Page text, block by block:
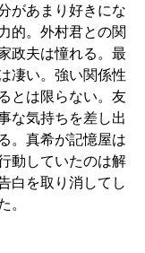
があまり好きにな
的。外村君との関
政夫は憧れる。最
凄い。強い関係性
とは限らない。友
な気持ちを差し出
。真希が記憶屋は
動していたのは解
白を取り消してし
。